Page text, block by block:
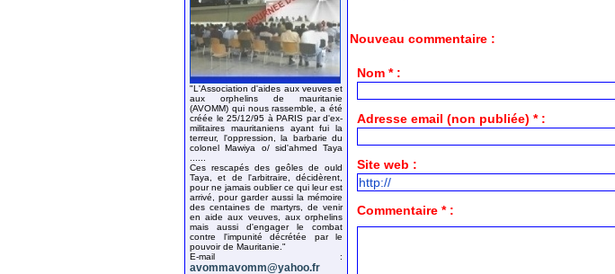
"L'Association d'aides aux veuves et
aux orphelins de mauritanie
(AVOMM) qui nous rassemble, a été
créée le 25/12/95 à PARIS par d'ex-
militaires mauritaniens ayant fui la
terreur, l'oppression, la barbarie du
colonel Mawiya o/ sid'ahmed Taya
Ces rescapés des geôles de ould
Taya, et de l'arbitraire, décidèrent,
pour ne jamais oublier ce qui leur est
arrivé, pour garder aussi la mémoire
des centaines de martyrs, de venir
en aide aux veuves, aux orphelins
mais aussi d'engager le combat
contre l'impunité décrétée par le
pouvoir de Mauritanie."
E-mail :
avommavomm@yahoo.fr
Nouveau commentaire :
Nom * :
Adresse email (non publiée) * :
Site web :
Commentaire * :